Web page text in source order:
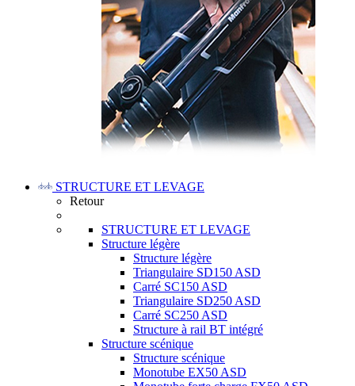
STRUCTURE ET LEVAGE
Retour
STRUCTURE ET LEVAGE
Structure légère
Structure légère
Triangulaire SD150 ASD
Carré SC150 ASD
Triangulaire SD250 ASD
Carré SC250 ASD
Structure à rail BT intégré
Structure scénique
Structure scénique
Monotube EX50 ASD